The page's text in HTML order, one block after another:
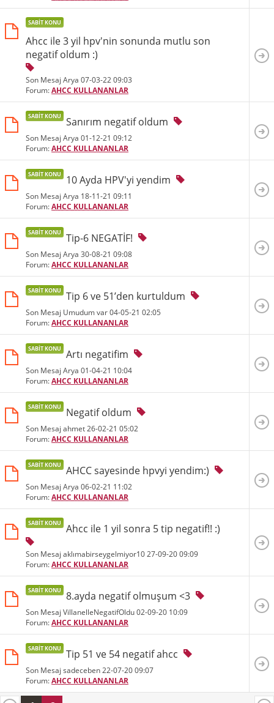
SABIT KONU
Ahcc ile 3 yil hpv'nin sonunda mutlu son
negatif oldum :)
Son Mesaj Arya 07-03-2209:03
Forum:AHCC KULLANANLAR
SABIT KONU Sanırım negatif oldum
Son Mesaj Arya 01-12-21 09:12
Forum:AHCC KULLANANLAR
SABIT KONU 10 Ayda HPV'yi yendim
Son Mesaj Arya 18-11-21 09:11
Forum:AHCC KULLANANLAR
SABIT KONU Tip-6 NEGATİF!
Son Mesaj Arya 30-08-21 09:08
Forum:AHCC KULLANANLAR
SABIT KONU Tip 6 ve 51’den kurtuldum
Son Mesaj Umudum var 04-05-21 02:05
Forum:AHCC KULLANANLAR
SABIT KONU Artı negatifim
Son Mesaj Arya 01-04-21 10:04
Forum:AHCC KULLANANLAR
SABIT KONU Negatif oldum
Son Mesaj ahmet 26-02-21 05:02
Forum:AHCC KULLANANLAR
SABIT KONU AHCC sayesinde hpvyi yendim:)
Son Mesaj Arya 06-02-21 11:02
Forum:AHCC KULLANANLAR
SABIT KONU Ahcc ile 1 yil sonra 5 tip negatif!! :)
Son Mesaj aklımabirseygelmiyor10 27-09-2009:09
Forum:AHCC KULLANANLAR
SABIT KONU 8.ayda negatif olmuşum <3
Son Mesaj VillanelleNegatifOldu 02-09-20 10:09
Forum:AHCC KULLANANLAR
SABIT KONU Tip 51 ve 54 negatif ahcc
Son Mesaj sadeceben 22-07-2009:07
Forum:AHCC KULLANANLAR